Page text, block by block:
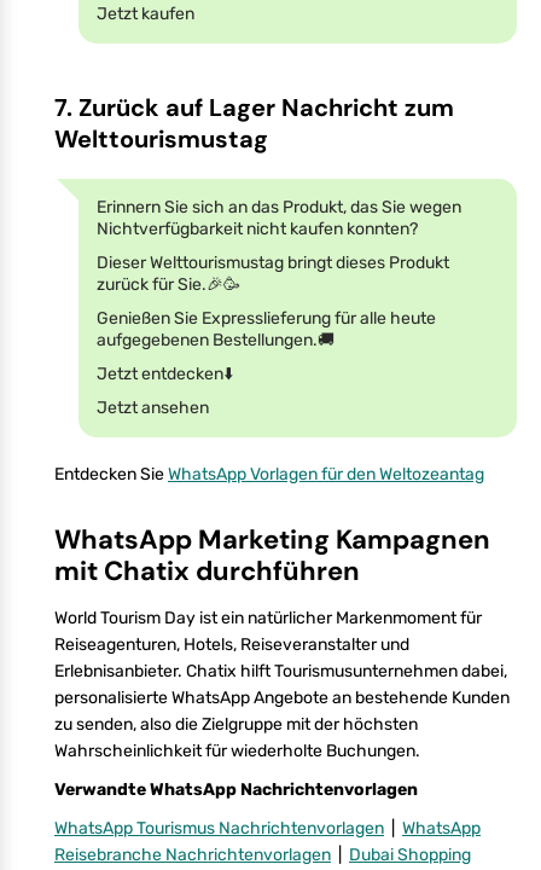
Jetzt kaufen
7. Zurück auf Lager Nachricht zum
Welttourismustag
Erinnern Sie sich an das Produkt, das Sie wegen
Nichtverfügbarkeit nicht kaufen konnten?
Dieser Welttourismustag bringt dieses Produkt
zurück für Sie.🎉🥳
Genießen Sie Expresslieferung für alle heute
aufgegebenen Bestellungen.🚚
Jetzt entdecken⬇️
Jetzt ansehen
Entdecken SieWhatsApp Vorlagen für den Weltozeantag
WhatsApp Marketing Kampagnen
mit Chatix durchführen
World Tourism Day ist ein natürlicher Markenmoment für
Reiseagenturen, Hotels, Reiseveranstalter und
Erlebnisanbieter. Chatix hilft Tourismusunternehmen dabei,
personalisierte WhatsApp Angebote an bestehende Kunden
zu senden, also die Zielgruppe mit der höchsten
Wahrscheinlichkeit für wiederholte Buchungen.
Verwandte WhatsApp Nachrichtenvorlagen
WhatsApp Tourismus Nachrichtenvorlagen
WhatsApp
Reisebranche Nachrichtenvorlagen
Dubai Shopping